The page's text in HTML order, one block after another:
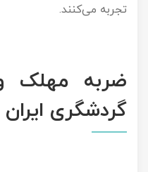
تجربه می‌کنند.
ضربه مهلک
گردشگری